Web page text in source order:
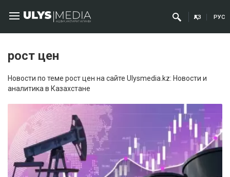
ҚАЗ РУС
рост цен
Новости по теме рост цен на сайте Ulysmedia.kz: Новости и
аналитика в Казахстане